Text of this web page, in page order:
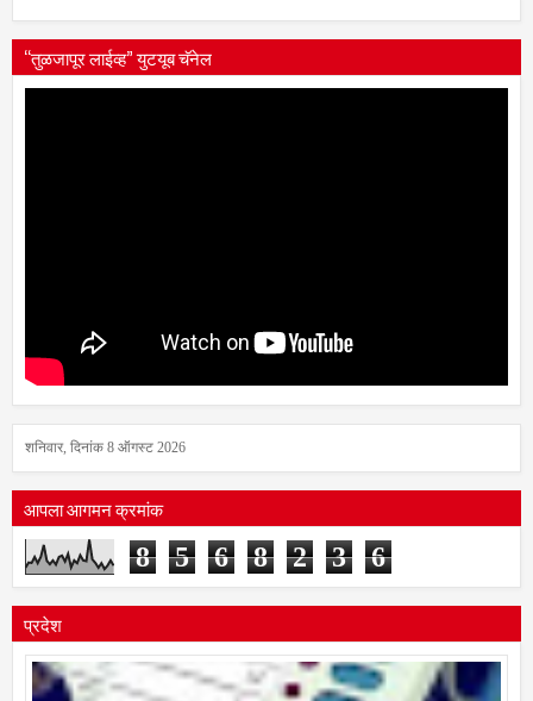
“तुळजापूर लाईव्ह” युटयूब चॅनेल
शनिवार, दिनांक 8 ऑगस्ट 2026
आपला आगमन क्रमांक
8 5 6 8 2 3 6
प्रदेश